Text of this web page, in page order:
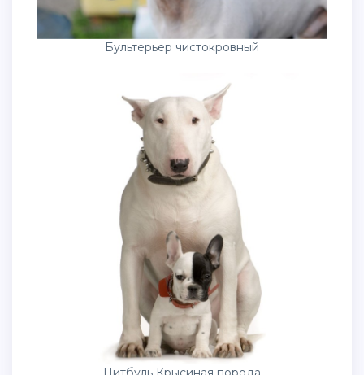
Бультерьер чистокровный